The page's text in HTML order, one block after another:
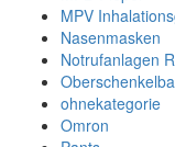
MPV
Nasenmasken
Notrufanlagen
ohnekategorie
Omron